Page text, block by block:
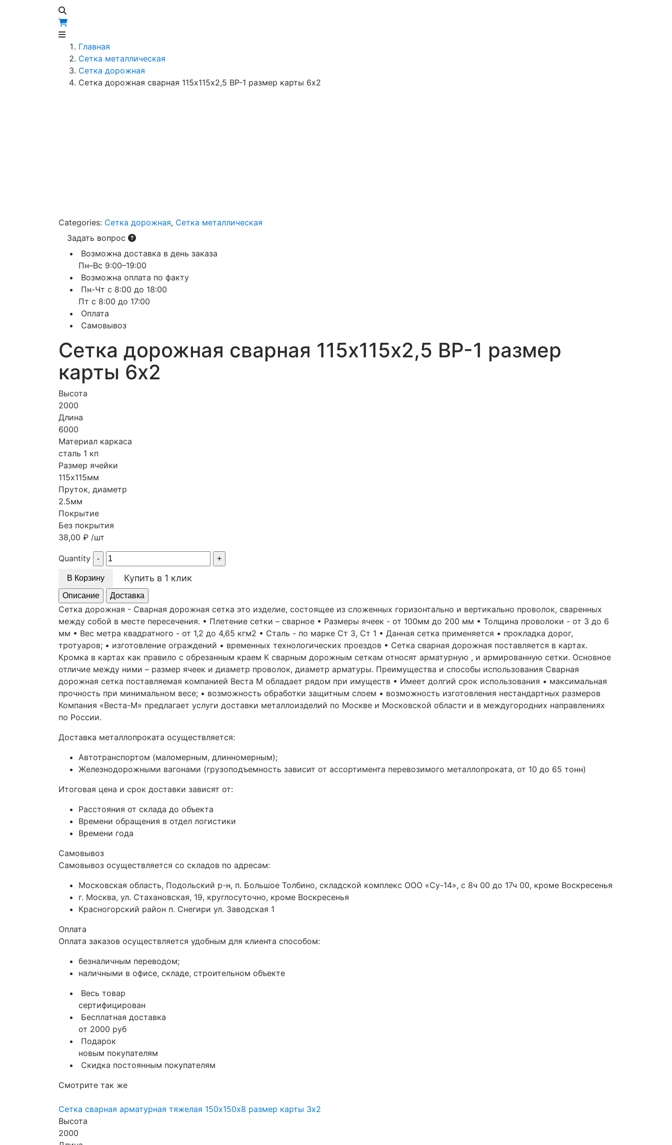
Главная
Сетка металлическая
Сетка дорожная
Сетка дорожная сварная 115х115х2,5 ВР-1 размер карты 6х2
Categories: Сетка дорожная, Сетка металлическая
Задать вопрос
Возможна доставка в день заказа
Пн–Вс 9:00–19:00
Возможна оплата по факту
Пн-Чт с 8:00 до 18:00
Пт с 8:00 до 17:00
Оплата
Самовывоз
Сетка дорожная сварная 115х115х2,5 ВР-1 размер
карты 6х2
Высота
2000
Длина
6000
Материал каркаса
сталь 1 кп
Размер ячейки
115х115мм
Пруток, диаметр
2.5мм
Покрытие
Без покрытия
38,00 ₽ /шт
Quantity
В Корзину Купить в 1 клик
Описание Доставка
Сетка дорожная - Сварная дорожная сетка это изделие, состоящее из сложенных горизонтально и вертикально проволок, сваренных
между собой в месте пересечения. • Плетение сетки – сварное • Размеры ячеек - от 100мм до 200 мм • Толщина проволоки - от 3 до 6
мм • Вес метра квадратного - от 1,2 до 4,65 кгм2 • Сталь - по марке Ст 3, Ст 1 • Данная сетка применяется • прокладка дорог,
тротуаров; • изготовление ограждений • временных технологических проездов • Сетка сварная дорожная поставляется в картах.
Кромка в картах как правило с обрезанным краем К сварным дорожным сеткам относят арматурную , и армированную сетки. Основное
отличие между ними – размер ячеек и диаметр проволок, диаметр арматуры. Преимущества и способы использования Сварная
дорожная сетка поставляемая компанией Веста М обладает рядом при имуществ • Имеет долгий срок использования • максимальная
прочность при минимальном весе; • возможность обработки защитным слоем • возможность изготовления нестандартных размеров
Компания «Веста-М» предлагает услуги доставки металлоизделий по Москве и Московской области и в междугородних направлениях
по России.
Доставка металлопроката осуществляется:
Автотранспортом (маломерным, длинномерным);
Железнодорожными вагонами (грузоподъемность зависит от ассортимента перевозимого металлопроката, от 10 до 65 тонн)
Итоговая цена и срок доставки зависят от:
Расстояния от склада до объекта
Времени обращения в отдел логистики
Времени года
Самовывоз
Самовывоз осуществляется со складов по адресам:
Московская область, Подольский р-н, п. Большое Толбино, складской комплекс ООО «Су-14», с 8ч 00 до 17ч 00, кроме Воскресенья
г. Москва, ул. Стахановская, 19, круглосуточно, кроме Воскресенья
Красногорский район п. Снегири ул. Заводская 1
Оплата
Оплата заказов осуществляется удобным для клиента способом:
безналичным переводом;
наличными в офисе, складе, строительном объекте
Весь товар
сертифицирован
Бесплатная доставка
от 2000 руб
Подарок
новым покупателям
Скидка постоянным покупателям
Смотрите так же
Сетка сварная арматурная тяжелая 150х150х8 размер карты 3х2
Высота
2000